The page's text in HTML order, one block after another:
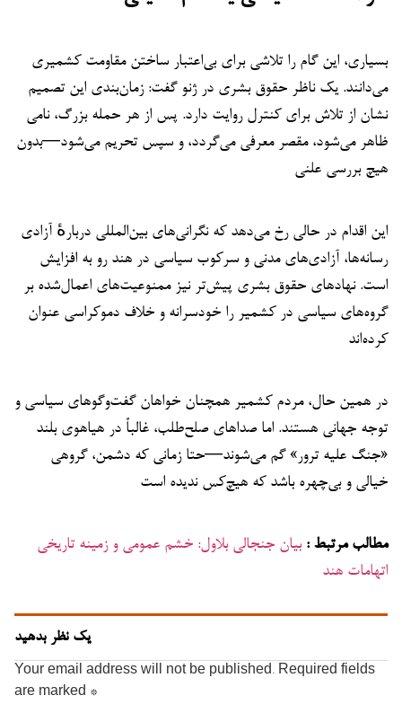
بسیاری، این گام را تلاشی برای بی‌اعتبار ساختن مقاومت کشمیری
می‌دانند. یک ناظر حقوق بشری در ژنو گفت: زمان‌بندی این تصمیم
نشان از تلاش برای کنترل روایت دارد. پس از هر حمله بزرگ، نامی
ظاهر می‌شود، مقصر معرفی می‌گردد، و سپس تحریم می‌شود—بدون
هیچ بررسی علنی
این اقدام در حالی رخ می‌دهد که نگرانی‌های بین‌المللی دربارهٔ آزادی
رسانه‌ها، آزادی‌های مدنی و سرکوب سیاسی در هند رو به افزایش
است. نهادهای حقوق بشری پیش‌تر نیز ممنوعیت‌های اعمال‌شده بر
گروه‌های سیاسی در کشمیر را خودسرانه و خلاف دموکراسی عنوان
کرده‌اند
در همین حال، مردم کشمیر همچنان خواهان گفت‌وگوهای سیاسی و
توجه جهانی هستند. اما صداهای صلح‌طلب، غالباً در هیاهوی بلند
«جنگ علیه ترور» گم می‌شوند—حتا زمانی که دشمن، گروهی
خیالی و بی‌چهره باشد که هیچ‌کس ندیده است
مطالب مرتبط :بیان جنجالی بلاول: خشم عمومی و زمینه تاریخی
اتهامات هند
یک نظر بدهید
Your email address will not be published. Required fields
are marked *